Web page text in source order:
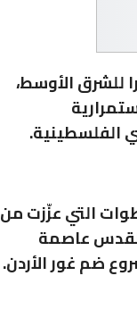
للشرق الأوسط،
الفلسطينية.
التي عزّزت من
عاصمة
ضم غور الأردن.